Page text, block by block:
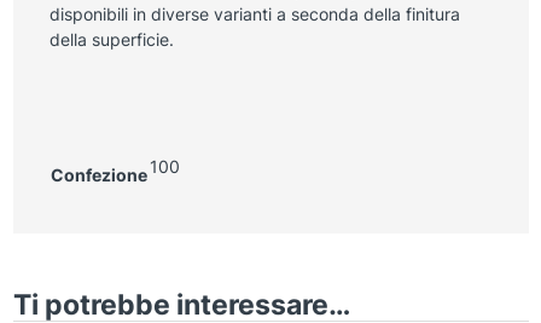
disponibili in diverse varianti a seconda della finitura
della superficie.
Confezione 100
Ti potrebbe interessare…